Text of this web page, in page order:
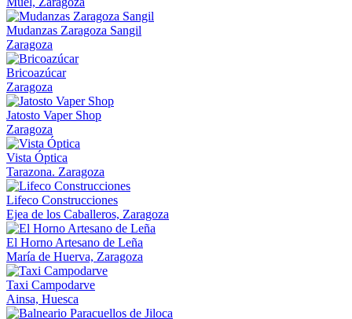
Mudanzas Zaragoza Sangil
Zaragoza
Bricoazúcar
Zaragoza
Jatosto Vaper Shop
Zaragoza
Vista Óptica
Tarazona. Zaragoza
Lifeco Construcciones
Ejea de los Caballeros, Zaragoza
El Horno Artesano de Leña
María de Huerva, Zaragoza
Taxi Campodarve
Ainsa, Huesca